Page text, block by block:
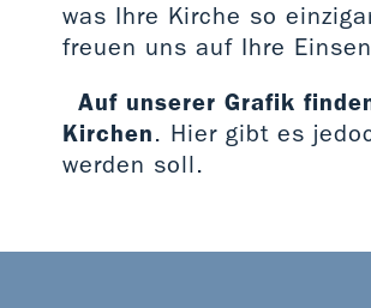
was Ihre Kirche so
freuen uns auf Ihre
Auf unserer Grafik
Kirchen. Hier gibt es
werden soll.